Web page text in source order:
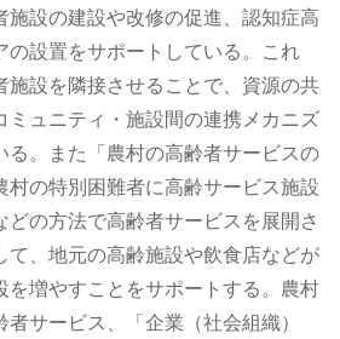
施設の建設や改修の促進、認知症高
の設置をサポートしている。これ
施設を隣接させることで、資源の共
ミュニティ・施設間の連携メカニズ
る。また「農村の高齢者サービスの
村の特別困難者に高齢サービス施設
どの方法で高齢者サービスを展開さ
て、地元の高齢施設や飲食店などが
を増やすことをサポートする。農村
サービス、「企業（社会組織）